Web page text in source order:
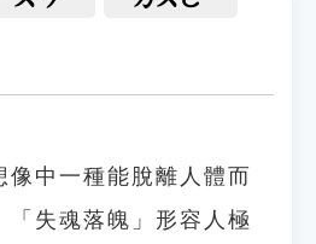
像中一種能脫離人體而
「失魂落魄」形容人極